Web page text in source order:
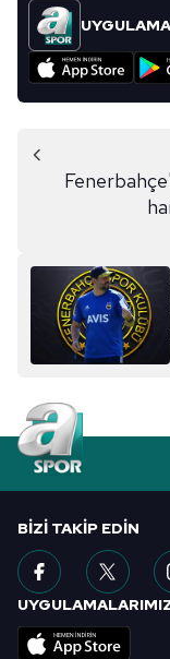
BIZI TAKIP EDIN